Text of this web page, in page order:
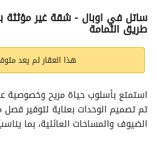
الإعلان الاماكن القريبة
ساتل في اوبال - شقة غير مؤثثة
طريق الثمامة
هذا العقار لم يعد
الضيوف والمساحات العائلية، بما